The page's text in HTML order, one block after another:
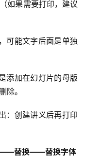
如果需要打印，建议
可能文字后面是单独
添加在幻灯片的母版
除。
：创建讲义后再打印
——替换——替换字体